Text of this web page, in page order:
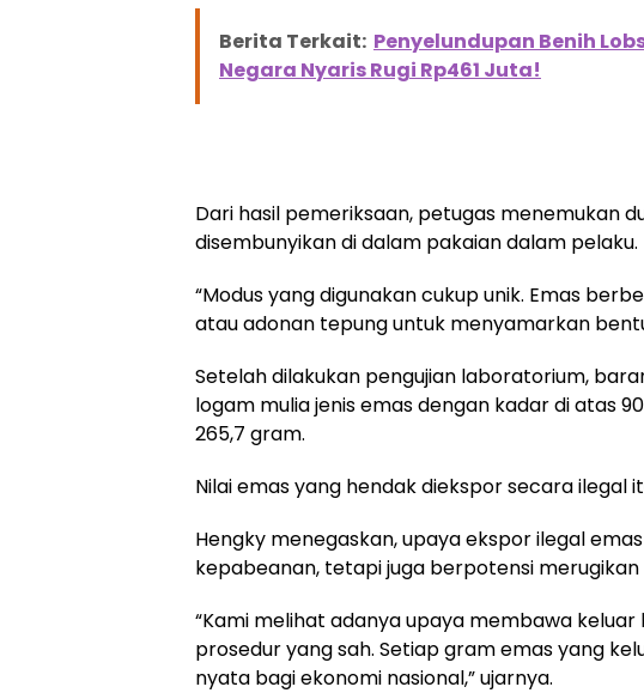
Berita Terkait: Penyelundupan Benih
Negara Nyaris Rugi Rp461 Juta!
Dari hasil pemeriksaan, petugas menemukan
disembunyikan di dalam pakaian dalam pelaku.
“Modus yang digunakan cukup unik. Emas
atau adonan tepung untuk menyamarkan
Setelah dilakukan pengujian laboratorium,
logam mulia jenis emas dengan kadar di atas
265,7 gram.
Nilai emas yang hendak diekspor secara ilegal
Hengky menegaskan, upaya ekspor ilegal
kepabeanan, tetapi juga berpotensi
“Kami melihat adanya upaya membawa
prosedur yang sah. Setiap gram emas yang
nyata bagi ekonomi nasional,” ujarnya.